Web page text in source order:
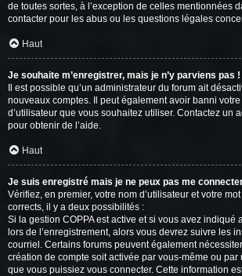
de toutes sortes, à l’exception de celles mentionnées
contacter pour les abus ou les questions légales
Haut
Je souhaite m’enregistrer, mais je n’y parviens pas !
Il est possible qu’un administrateur du forum ait
nouveaux comptes. Il peut également avoir banni
d’utilisateur que vous souhaitez utiliser. Contactez un
pour obtenir de l’aide.
Haut
Je suis enregistré mais je ne peux pas me
Vérifiez, en premier, votre nom d’utilisateur et votre
corrects, il y a deux possibilités :
Si la gestion COPPA est active et si vous avez indiqué
lors de l’enregistrement, alors vous devrez suivre les
courriel. Certains forums peuvent également
création de compte soit activée par vous-même ou
que vous puissiez vous connecter. Cette information